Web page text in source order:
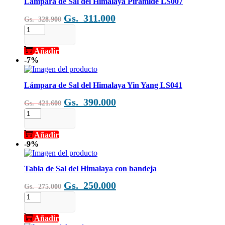
cantidad
Gs.328.900 El
Gs.
328.900.
Gs. 311.000El
Lámpara
de
Sal
del
Himalaya
Pirámide
LS007
cantidad
Añadir
-7%
Lámpara de Sal del Himalaya Yin Yang LS041
Gs.421.600 El
Gs.
421.600.
Gs. 390.000El
Lámpara
de
Sal
del
Himalaya
Yin
Yang
cantidad
Añadir
-9%
Tabla de Sal del Himalaya con bandeja
Gs.275.000 El
Gs. 250.000El
Tabla
de
Sal
del
Añadir